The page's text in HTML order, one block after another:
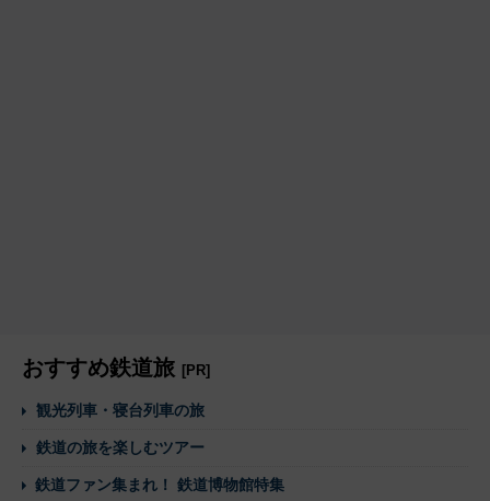
おすすめ鉄道旅 [PR]
観光列車・寝台列車の旅
鉄道の旅を楽しむツアー
鉄道ファン集まれ！ 鉄道博物館特集